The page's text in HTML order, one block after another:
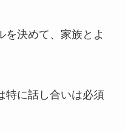
を決めて、家族とよ
特に話し合いは必須